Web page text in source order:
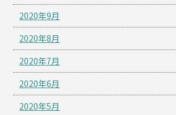
2020年9月
2020年8月
2020年7月
2020年6月
2020年5月